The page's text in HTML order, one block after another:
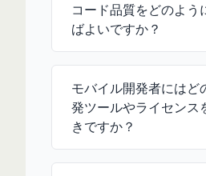
コード品質をどのよう
ばよいですか？
モバイル開発者にはど
発ツールやライセンス
きですか？